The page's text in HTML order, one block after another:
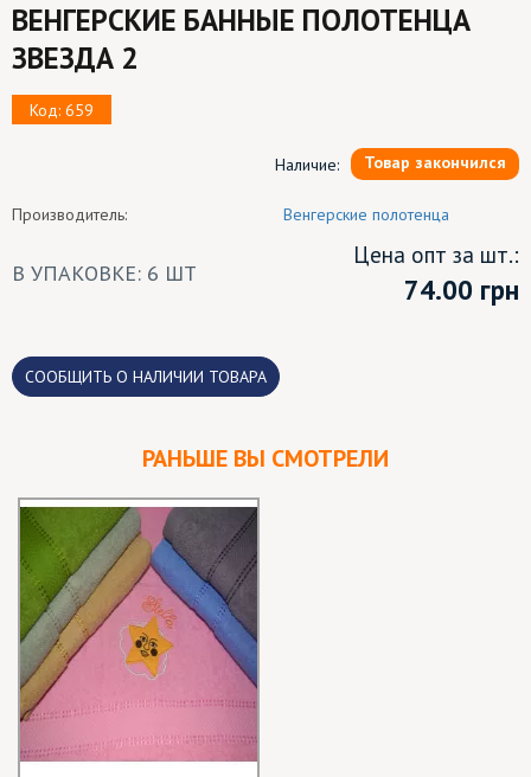
ВЕНГЕРСКИЕ БАННЫЕ ПОЛОТЕНЦА
ЗВЕЗДА 2
Код: 659
Наличие: Товар закончился
Производитель: Венгерские полотенца
В УПАКОВКЕ: 6 ШТ
Цена опт за шт.:
74.00 грн
CООБЩИТЬ О НАЛИЧИИ ТОВАРА
РАНЬШЕ ВЫ СМОТРЕЛИ